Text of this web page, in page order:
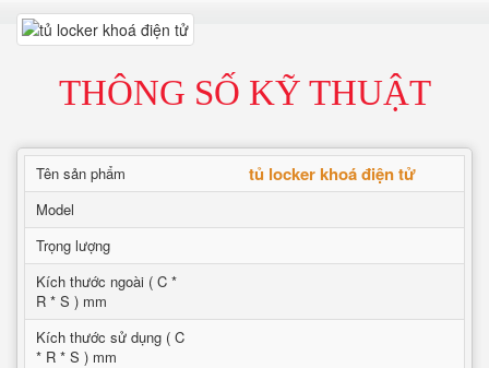
THÔNG SỐ KỸ THUẬT
Tên sản phẩm tủ locker khoá điện tử
Model
Trọng lượng
Kích thước ngoài ( C *
R * S ) mm
Kích thước sử dụng ( C
* R * S ) mm